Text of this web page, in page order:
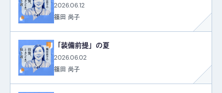
2026.06.12
篠田 尚子
「装備前提」の夏
2026.06.02
篠田 尚子